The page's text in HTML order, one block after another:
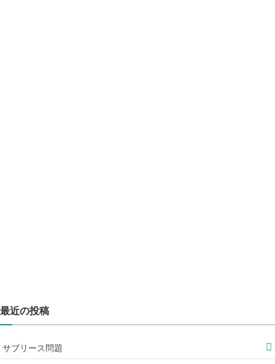
最近の投稿
サブリース問題